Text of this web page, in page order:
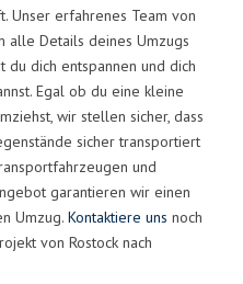
Unser erfahrenes Team von
alle Details deines Umzugs
du dich entspannen und dich
Egal ob du eine kleine
wir stellen sicher, dass
sicher transportiert
und
garantieren wir einen
Umzug. Kontaktiere uns noch
von Rostock nach